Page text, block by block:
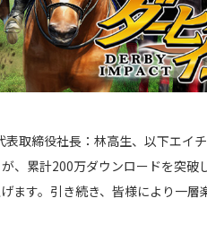
取締役社長：林高生、以下エイ
、累計200万ダウンロードを突破
ます。引き続き、皆様により一層